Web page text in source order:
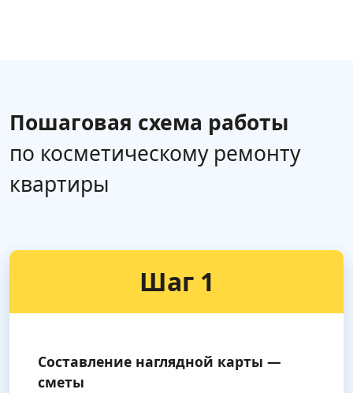
Пошаговая схема работы
по косметическому ремонту
квартиры
Шаг 1
Составление наглядной карты —
сметы